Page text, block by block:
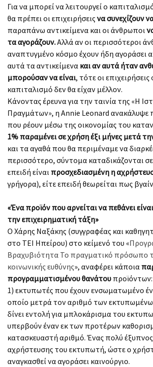
Για να μπορεί να λειτουργεί ο
θα πρέπει οι επιχειρήσειςνα συνεχίζουν
παραπάνω αντικείμενα και οι άνθρωποι
τα αγοράζουν.Αλλά αν οι περισσότεροι
αναπτυγμένο κόσμο έχουν ήδη αγοράσει
αυτά τα αντικείμενα και αν αυτά ήταν
μπορούσαν να είναι, τότε οι
καπιταλισμό δεν θα είχαν μέλλον.
Κάνοντας έρευνα για την ταινία της «Η
Πραγμάτων», η Annie Leonard ανακάλυψε
που ρέουν μέσω της οικονομίας του
1% παραμένει σε χρήση έξι μήνες μετά
και τα αγαθά που θα περιμέναμε να
περισσότερο, σύντομα καταδικάζονται
επειδή είναι προσχεδιασμένη η
γρήγορα), είτε επειδή θεωρείται πως
«Ένα προϊόν που αρνείται να πεθάνει
την επιχειρηματική τάξη»
Ο Χάρης Ναξάκης (συγγραφέας και
στο ΤΕΙ Ηπείρου) στο κείμενό του «
Βραχυβιότητα Το πραγματικό πρόσωπο
κοινωνικής ευθύνης», αναφέρει κάποια
προγραμματισμένου θανάτου προϊόντων:
1) εκτυπωτές που έχουν ενσωματωμένο
οποίο μετρά τον αριθμό των
δίνει εντολή για μπλοκάρισμα του
υπερβούν έναν εκ των προτέρων
κατασκευαστή αριθμό. Ένας πολύ
αχρήστευσης του εκτυπωτή, ώστε ο
αναγκασθεί να αγοράσει καινούργιο.